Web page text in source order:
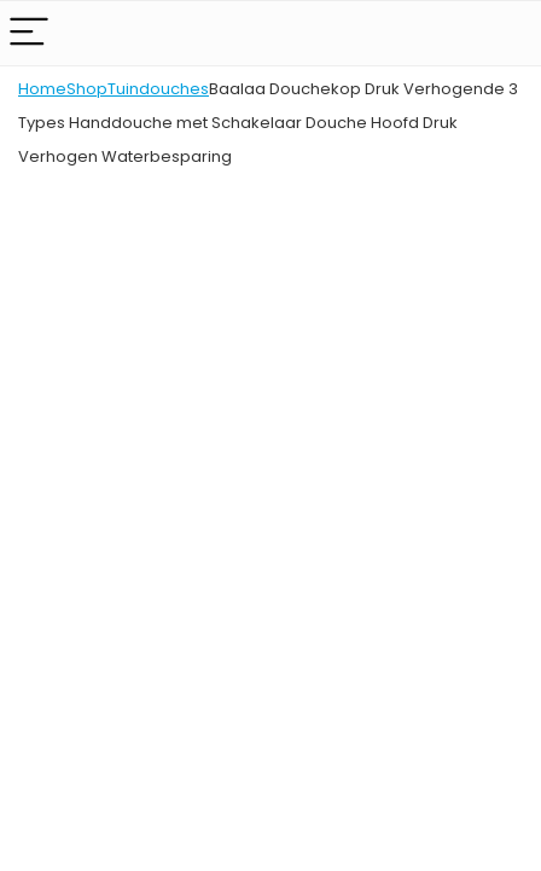
HomeShopTuindouchesBaalaa Douchekop Druk Verhogende 3
Types Handdouche met Schakelaar Douche Hoofd Druk
Verhogen Waterbesparing